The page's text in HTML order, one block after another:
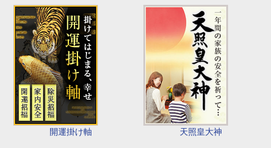
開運掛け軸 天照皇大神